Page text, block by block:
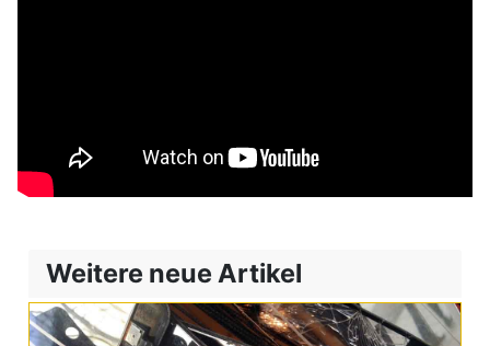
Weitere neue Artikel